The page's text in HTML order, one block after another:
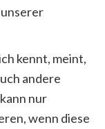
unserer
kennt, meint,
andere
nur
wenn diese